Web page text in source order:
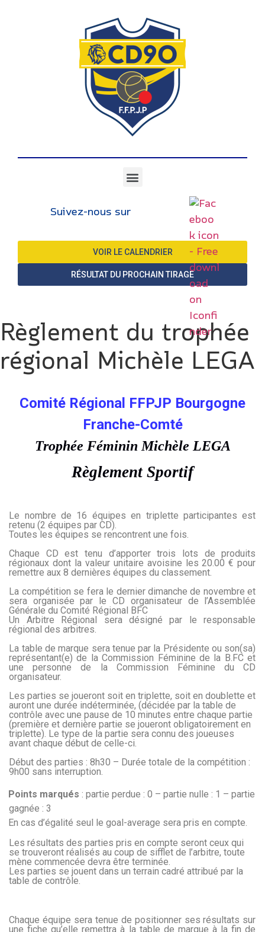
Suivez-nous sur
VOIR LE CALENDRIER
RÉSULTAT DU PROCHAIN TIRAGE
Règlement du trophée
régional Michèle LEGA
Comité Régional FFPJP Bourgogne
Franche-Comté
Trophée Féminin Michèle LEGA
Règlement Sportif
Le nombre de 16 équipes en triplette participantes est
retenu (2 équipes par CD).
Toutes les équipes se rencontrent une fois.
Chaque CD est tenu d’apporter trois lots de produits
régionaux dont la valeur unitaire avoisine les 20.00 € pour
remettre aux 8 dernières équipes du classement.
La compétition se fera le dernier dimanche de novembre et
sera organisée par le CD organisateur de l’Assemblée
Générale du Comité Régional BFC
Un Arbitre Régional sera désigné par le responsable
régional des arbitres.
La table de marque sera tenue par la Présidente ou son(sa)
représentant(e) de la Commission Féminine de la B.FC et
une personne de la Commission Féminine du CD
organisateur.
Les parties se joueront soit en triplette, soit en doublette et
auront une durée indéterminée, (décidée par la table de
contrôle avec une pause de 10 minutes entre chaque partie
(première et dernière partie se joueront obligatoirement en
triplette). Le type de la partie sera connu des joueuses
avant chaque début de celle-ci.
Début des parties : 8h30 – Durée totale de la compétition :
9h00 sans interruption.
Points marqués : partie perdue : 0 – partie nulle : 1 – partie
gagnée : 3
En cas d’égalité seul le goal-average sera pris en compte.
Les résultats des parties pris en compte seront ceux qui
se trouveront réalisés au coup de sifflet de l’arbitre, toute
mène commencée devra être terminée.
Les parties se jouent dans un terrain cadré attribué par la
table de contrôle.
Chaque équipe sera tenue de positionner ses résultats sur
une fiche qu’elle remettra à la table de marque à la fin de